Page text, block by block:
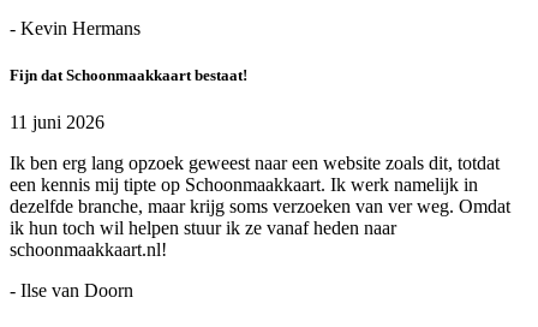
- Kevin Hermans
Fijn dat Schoonmaakkaart bestaat!
11 juni 2026
Ik ben erg lang opzoek geweest naar een website zoals dit, totdat
een kennis mij tipte op Schoonmaakkaart. Ik werk namelijk in
dezelfde branche, maar krijg soms verzoeken van ver weg. Omdat
ik hun toch wil helpen stuur ik ze vanaf heden naar
schoonmaakkaart.nl!
- Ilse van Doorn